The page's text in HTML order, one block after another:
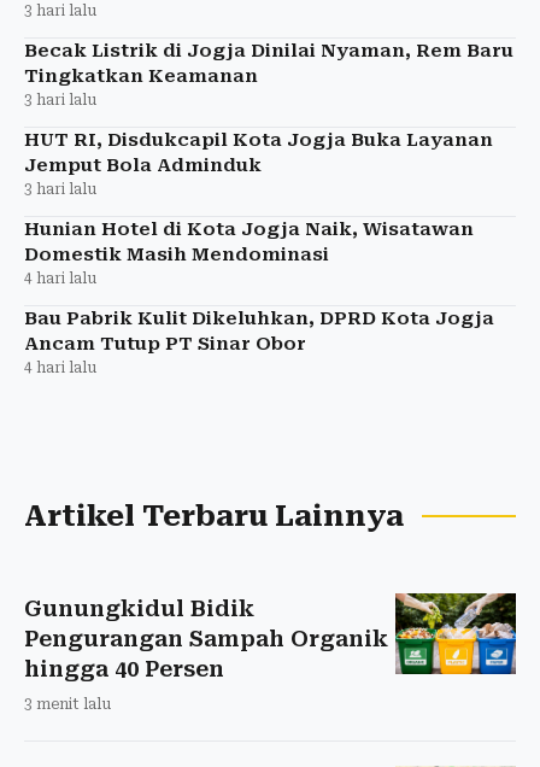
3 hari lalu
Becak Listrik di Jogja Dinilai Nyaman, Rem Baru
Tingkatkan Keamanan
3 hari lalu
HUT RI, Disdukcapil Kota Jogja Buka Layanan
Jemput Bola Adminduk
3 hari lalu
Hunian Hotel di Kota Jogja Naik, Wisatawan
Domestik Masih Mendominasi
4 hari lalu
Bau Pabrik Kulit Dikeluhkan, DPRD Kota Jogja
Ancam Tutup PT Sinar Obor
4 hari lalu
Artikel Terbaru Lainnya
Gunungkidul Bidik
Pengurangan Sampah Organik
hingga 40 Persen
3 menit lalu